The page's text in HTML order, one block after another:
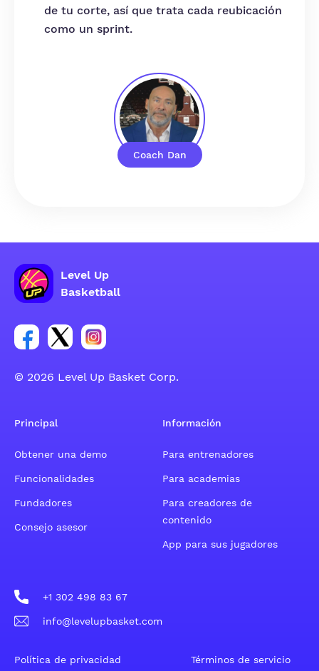
Coach Dan
de tu corte, así que trata cada reubicación
como un sprint.
Level Up
Basketball
Enlace para el grupo social de la cuenta de Facebook
Enlace para el grupo social de la cuenta de
Enlace para el grupo social de la cuenta
© 2026 Level Up Basket Corp.
Principal
Obtener una demo
Funcionalidades
Fundadores
Consejo asesor
Información
Para entrenadores
Para academias
Para creadores de
contenido
App para sus jugadores
+1 302 498 83 67
info@levelupbasket.com
Política de privacidad Términos de servicio